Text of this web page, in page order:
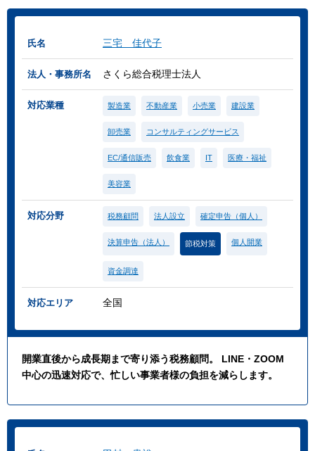
氏名 三宅 佳代子
法人・事務所名 さくら総合税理士法人
対応業種 製造業 不動産業 小売業 建設業
卸売業 コンサルティングサービス
EC/通信販売 飲食業 IT 医療・福祉
美容業
対応分野 税務顧問 法人設立 確定申告（個人）
決算申告（法人） 節税対策 個人開業
資金調達
対応エリア 全国
開業直後から成長期まで寄り添う税務顧問。 LINE・ZOOM
中心の迅速対応で、忙しい事業者様の負担を減らします。